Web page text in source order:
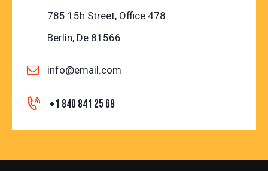
785 15h Street, Office 478
Berlin, De 81566
info@email.com
+1 840 841 25 69